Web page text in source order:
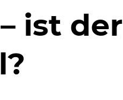
ist der